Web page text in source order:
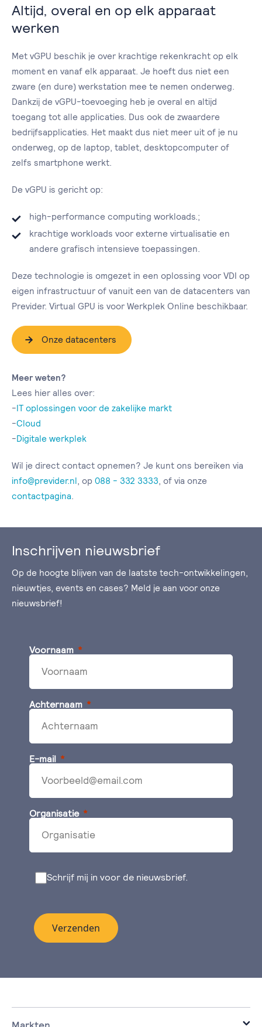
Altijd, overal en op elk apparaat
werken
Met vGPU beschik je over krachtige rekenkracht op elk
moment en vanaf elk apparaat. Je hoeft dus niet een
zware (en dure) werkstation mee te nemen onderweg.
Dankzij de vGPU-toevoeging heb je overal en altijd
toegang tot alle applicaties. Dus ook de zwaardere
bedrijfsapplicaties. Het maakt dus niet meer uit of je nu
onderweg, op de laptop, tablet, desktopcomputer of
zelfs smartphone werkt.
De vGPU is gericht op:
high-performance computing workloads.;
krachtige workloads voor externe virtualisatie en
andere grafisch intensieve toepassingen.
Deze technologie is omgezet in een oplossing voor VDI op
eigen infrastructuur of vanuit een van de datacenters van
Previder. Virtual GPU is voor Werkplek Online beschikbaar.
Onze datacenters
Meer weten?
Lees hier alles over:
-IT oplossingen voor de zakelijke markt
-Cloud
-Digitale werkplek
Wil je direct contact opnemen? Je kunt ons bereiken via
info@previder.nl , op 088 - 332 3333 , of via onze
contactpagina
Inschrijven nieuwsbrief
Op de hoogte blijven van de laatste tech-ontwikkelingen,
nieuwtjes, events en cases? Meld je aan voor onze
nieuwsbrief!
Voornaam
Achternaam
E-mail
Organisatie
Schrijf mij in voor de nieuwsbrief.
Verzenden